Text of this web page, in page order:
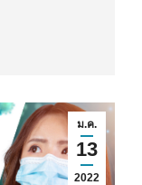
ม.ค.
13
2022